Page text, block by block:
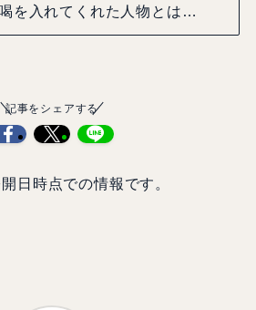
を入れてくれた人物とは…
記事をシェアする
日時点での情報です。